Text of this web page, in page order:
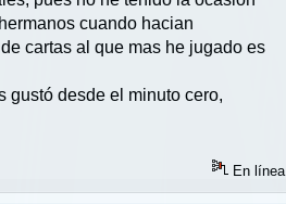
cuando hacian
cartas al que mas he jugado es
gustó desde el minuto cero,
En línea